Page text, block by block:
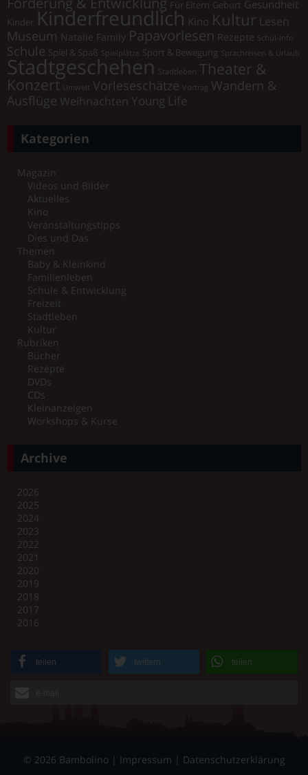
Für Eltern Geburt Gesundheit
Kinder Kinderfreundlich Kino Kultur Lesen
Museum Natalie Family Papavorlesen Rezepte Schul-Info
Schule Spiel & Spaß Spielplätze Sport & Bewegung Sprachreisen & Urlaub
Stadtgeschehen Stadtleben Theater &
Konzert Umwelt Vorleseschätze Vortrag Wandern &
Ausflüge Weihnachten Young Life
Kategorien
Magazin
Videos und Bilder
Aktuelles
Kino
Veranstaltungstipps
Dies und Das
Themen
Baby & Kleinkind
Familienleben
Schule & Entwicklung
Freizeit
Stadtleben
Kultur
Rubriken
Bücher
Rezepte
DVDs
CDs
Kleinanzeigen
Workshops & Kurse
Archive
2026
2025
2024
2023
2022
2021
2020
2019
2018
2017
2016
teilen twittern teilen
© 2026 Bambolino | Impressum | Datenschutzerklärung